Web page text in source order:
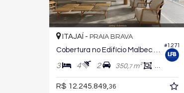
#1.271
ITAJAÍ - PRAIA BRAVA
Cobertura no Edifício Malbec Malbec
3 4 2 350,7m² 253,
R$ 12.245.849,36